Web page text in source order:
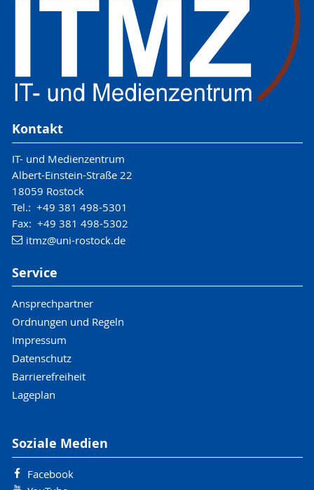
Kontakt
IT- und Medienzentrum
Albert-Einstein-Straße 22
18059 Rostock
Tel.: +49 381 498-5301
Fax: +49 381 498-5302
itmz@uni-rostock.de
Service
Ansprechpartner
Ordnungen und Regeln
Impressum
Datenschutz
Barrierefreiheit
Lageplan
Soziale Medien
Facebook